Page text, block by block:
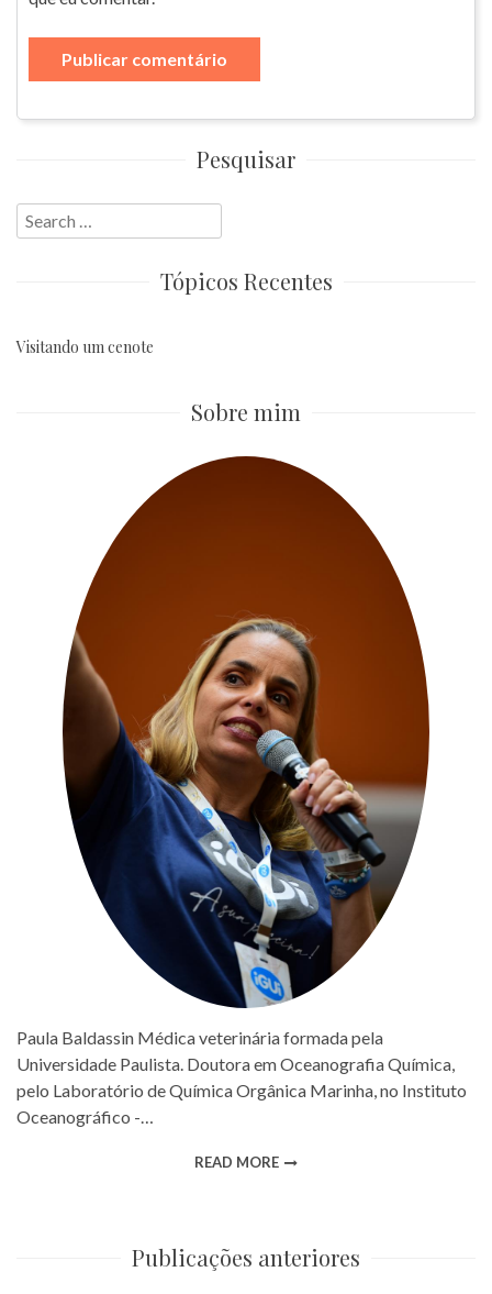
Pesquisar
Search
for:
Tópicos Recentes
Visitando um cenote
Sobre mim
Paula Baldassin Médica veterinária formada pela
Universidade Paulista. Doutora em Oceanografia Química,
pelo Laboratório de Química Orgânica Marinha, no Instituto
Oceanográfico -…
READ MORE
Publicações anteriores